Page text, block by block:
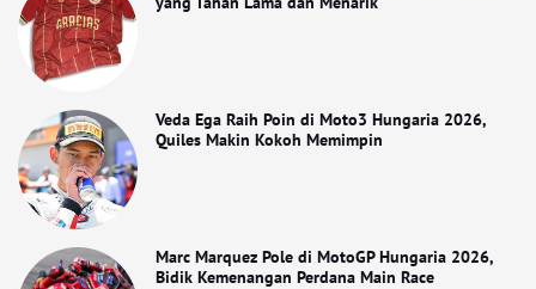
Veda Ega Raih Poin di Moto3 Hungaria 2026,
Quiles Makin Kokoh Memimpin
Marc Marquez Pole di MotoGP Hungaria 2026,
Bidik Kemenangan Perdana Main Race